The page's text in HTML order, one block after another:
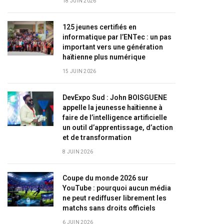
125 jeunes certifiés en
informatique par l’ENTec : un pas
important vers une génération
haïtienne plus numérique
15 JUIN 2026
DevExpo Sud : John BOISGUENE
appelle la jeunesse haïtienne à
faire de l’intelligence artificielle
un outil d’apprentissage, d’action
et de transformation
8 JUIN 2026
Coupe du monde 2026 sur
YouTube : pourquoi aucun média
ne peut rediffuser librement les
matchs sans droits officiels
6 JUIN 2026